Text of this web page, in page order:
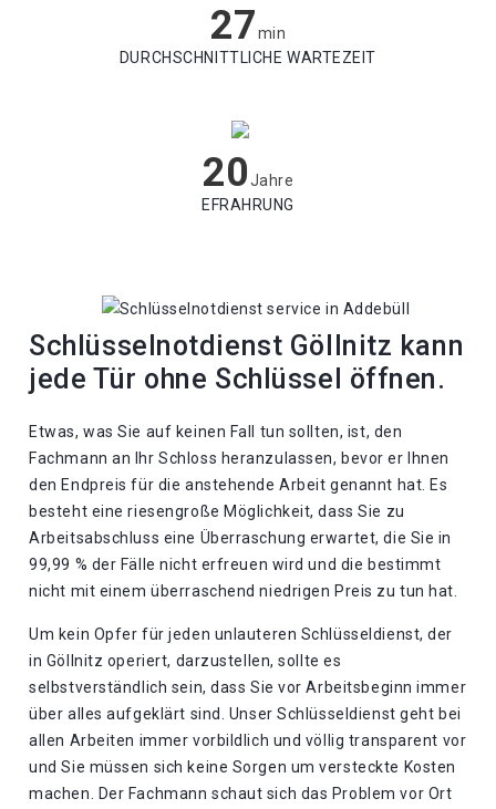
27min
DURCHSCHNITTLICHE WARTEZEIT
20Jahre
EFRAHRUNG
Schlüsselnotdienst Göllnitz kann
jede Tür ohne Schlüssel öffnen.
Etwas, was Sie auf keinen Fall tun sollten, ist, den
Fachmann an Ihr Schloss heranzulassen, bevor er Ihnen
den Endpreis für die anstehende Arbeit genannt hat. Es
besteht eine riesengroße Möglichkeit, dass Sie zu
Arbeitsabschluss eine Überraschung erwartet, die Sie in
99,99 % der Fälle nicht erfreuen wird und die bestimmt
nicht mit einem überraschend niedrigen Preis zu tun hat.
Um kein Opfer für jeden unlauteren Schlüsseldienst, der
in Göllnitz operiert, darzustellen, sollte es
selbstverständlich sein, dass Sie vor Arbeitsbeginn immer
über alles aufgeklärt sind. Unser Schlüsseldienst geht bei
allen Arbeiten immer vorbildlich und völlig transparent vor
und Sie müssen sich keine Sorgen um versteckte Kosten
machen. Der Fachmann schaut sich das Problem vor Ort